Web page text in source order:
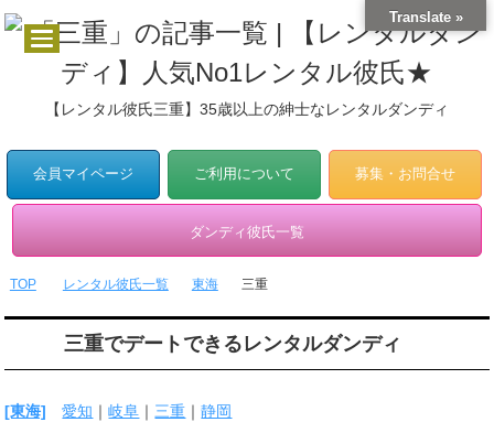
【レンタル彼氏三重】35歳以上の紳士なレンタルダンディ
会員マイページ ご利用について 募集・お問合せ
ダンディ彼氏一覧
TOP レンタル彼氏一覧 東海 三重
三重でデートできるレンタルダンディ
[東海] 愛知 ｜岐阜 ｜三重 ｜静岡
Translate »